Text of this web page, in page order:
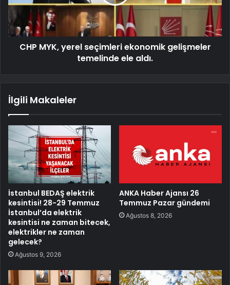
CHP MYK, yerel seçimleri ekonomik gelişmeler
temelinde ele aldı.
İlgili Makaleler
İstanbul BEDAŞ elektrik
kesintisi! 28-29 Temmuz
İstanbul’da elektrik
kesintisi ne zaman bitecek,
elektrikler ne zaman
gelecek?
Ağustos 9, 2026
ANKA Haber Ajansı 26
Temmuz Pazar gündemi
Ağustos 8, 2026